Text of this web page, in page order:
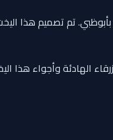
تم تصميم هذا
الهادئة وأجواء هذا